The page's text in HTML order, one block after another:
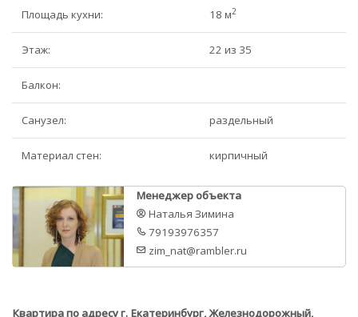
Площадь кухни: 18 м2
Этаж: 22 из 35
Балкон:
Санузел: раздельный
Материал стен: кирпичный
Менеджер объекта
Наталья Зимина
79193976357
zim_nat@rambler.ru
Квартира по адресу г. Екатеринбург, Железнодорожный,